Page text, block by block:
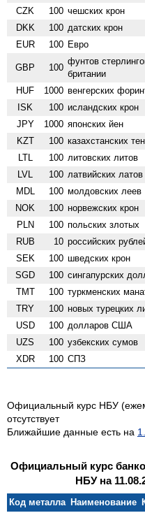
CZK 100 чешских крон
DKK 100 датских крон
EUR 100 Евро
GBP 100
фунтов
британии
HUF 1000 венгерских
ISK 100 исландских крон
JPY 1000 японских йен
KZT 100 казахстанских
LTL 100 литовских литов
LVL 100 латвийских латов
MDL 100 молдовских леев
NOK 100 норвежских крон
PLN 100 польских злотых
RUB 10 российских
SEK 100 шведских крон
SGD 100 сингапурских
TMT 100 туркменских
TRY 100 новых турецких
USD 100 долларов США
UZS 100 узбекских сумов
XDR 100 СПЗ
Официальный курс НБУ
отсутствует
Ближайшие данные есть на
Официальный курс
НБУ на
Код металла Наименование